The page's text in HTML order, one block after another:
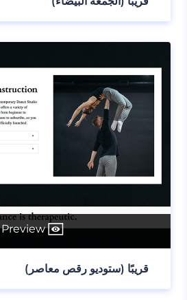
Preview
قريبًا (ستوديو رقص معاصر)